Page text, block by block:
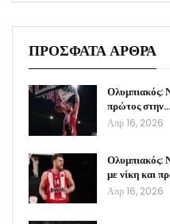
ΠΡΟΣΦΑΤΑ ΑΡΘΡΑ
Ολυμπιακός:
πρώτος στην…
Απρ 16, 2026
με νίκη και
Απρ 16, 2026